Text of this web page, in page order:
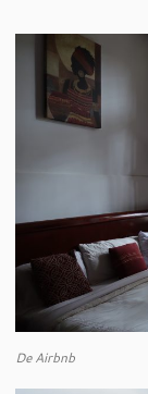
De Airbnb